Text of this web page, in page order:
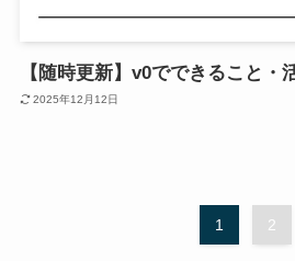
【随時更新】v0でできること・
2025年12月12日
1 2